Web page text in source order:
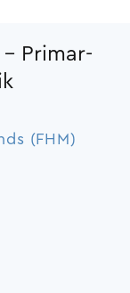
- Primar-
(FHM)